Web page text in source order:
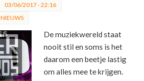
03/06/2017 - 22:16
NIEUWS
De muziekwereld staat
nooit stil en soms is het
daarom een beetje lastig
om alles mee te krijgen.